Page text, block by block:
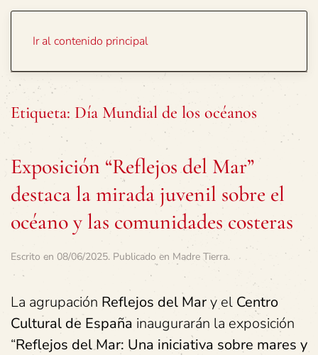
Ir al contenido principal
Etiqueta: Día Mundial de los océanos
Exposición “Reflejos del Mar”
destaca la mirada juvenil sobre el
océano y las comunidades costeras
Escrito en 08/06/2025. Publicado en Madre Tierra.
La agrupación Reflejos del Mary el Centro
Cultural de España inaugurarán la exposición
“Reflejos del Mar: Una iniciativa sobre mares y